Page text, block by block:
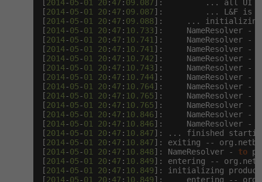
[2014-05-01 20: 47 : 09.087]:         ... all UI
[2014-05-01 20: 47 : 09.087]:         ... L&F is
[2014-05-01 20: 47 : 09.088]:     ... initializing
[2014-05-01 20: 47 : 10.733]:     NameResolver -
[2014-05-01 20: 47 : 10.741 ]:     NameResolver -
[2014-05-01 20: 47 : 10.741 ]:     NameResolver -
[2014-05-01 20: 47 : 10.742]:     NameResolver -
[2014-05-01 20: 47 : 10.743]:     NameResolver -
[2014-05-01 20: 47 : 10.744]:     NameResolver -
[2014-05-01 20: 47 : 10.764]:     NameResolver -
[2014-05-01 20: 47 : 10.765]:     NameResolver -
[2014-05-01 20: 47 : 10.765]:     NameResolver -
[2014-05-01 20: 47 : 10.846]:     NameResolver -
[2014-05-01 20: 47 : 10.846]:     NameResolver -
[2014-05-01 20: 47 : 10.847]: ... finished
[2014-05-01 20: 47 : 10.847]: exiting --
[2014-05-01 20: 47 : 10.848]: NameResolver - to
[2014-05-01 20: 47 : 10.849]: entering --
[2014-05-01 20: 47 : 10.849]: initializing
[2014-05-01 20: 47 : 10.849]:     entering --